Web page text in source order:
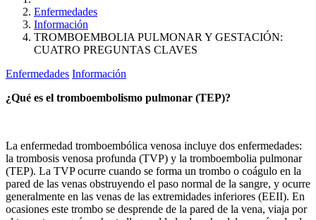
Enfermedades
Información
TROMBOEMBOLIA PULMONAR Y GESTACIÓN:
CUATRO PREGUNTAS CLAVES
Enfermedades Información
¿Qué es el tromboembolismo pulmonar (TEP)?
La enfermedad tromboembólica venosa incluye dos enfermedades:
la trombosis venosa profunda (TVP) y la tromboembolia pulmonar
(TEP). La TVP ocurre cuando se forma un trombo o coágulo en la
pared de las venas obstruyendo el paso normal de la sangre, y ocurre
generalmente en las venas de las extremidades inferiores (EEII). En
ocasiones este trombo se desprende de la pared de la vena, viaja por